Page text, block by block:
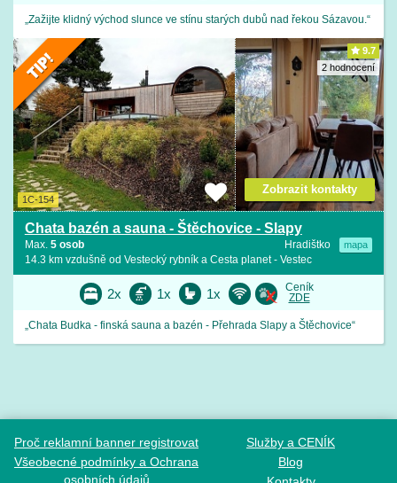
„Zažijte klidný východ slunce ve stínu starých dubů nad řekou Sázavou.“
9.7
2 hodnocení
1C-154
Chata bazén a sauna - Štěchovice - Slapy
Hradištko mapa
Max. 5 osob
14.3 km vzdušně od Vestecký rybník a Cesta planet - Vestec
Zobrazit kontakty
2x 1x 1x
Ceník
ZDE
„Chata Budka - finská sauna a bazén - Přehrada Slapy a Štěchovice“
Proč reklamní banner registrovat
Služby a CENÍK
Všeobecné podmínky a Ochrana
osobních údajů
Blog